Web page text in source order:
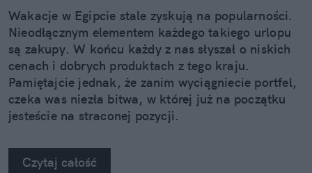
Wakacje w Egipcie stale zyskują na popularności.
Nieodłącznym elementem każdego takiego urlopu
są zakupy. W końcu każdy z nas słyszał o niskich
cenach i dobrych produktach z tego kraju.
Pamiętajcie jednak, że zanim wyciągniecie portfel,
czeka was niezła bitwa, w której już na początku
jesteście na straconej pozycji.
Czytaj całość